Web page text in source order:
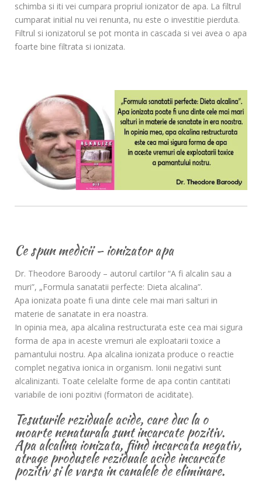
schimba si iti vei cumpara propriul ionizator de apa. La filtrul
cumparat initial nu vei renunta, nu este o investitie pierduta.
Filtrul si ionizatorul se pot monta in cascada si vei avea o apa
foarte bine filtrata si ionizata.
Ce spun medicii – ionizator apa
Dr. Theodore Baroody – autorul cartilor “A fi alcalin sau a
muri”, „Formula sanatatii perfecte: Dieta alcalina”.
Apa ionizata poate fi una dinte cele mai mari salturi in
materie de sanatate in era noastra.
In opinia mea, apa alcalina restructurata este cea mai sigura
forma de apa in aceste vremuri ale exploatarii toxice a
pamantului nostru. Apa alcalina ionizata produce o reactie
complet negativa ionica in organism. Ionii negativi sunt
alcalinizanti. Toate celelalte forme de apa contin cantitati
variabile de ioni pozitivi (formatori de aciditate).
Tesuturile reziduale acide, care duc la o
moarte nenaturala sunt incarcate pozitiv.
Apa alcalina ionizata, fiind incarcata negativ,
atrage produsele reziduale acide incarcate
pozitiv si le varsa in canalele de eliminare.